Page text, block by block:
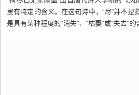
里有特定的含义。在这句诗中，“尽”并不是
是具有某种程度的“消失”、“枯萎”或“失去”的